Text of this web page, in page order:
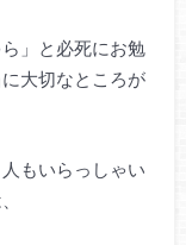
」と必死にお勉
大切なところが
もいらっしゃい